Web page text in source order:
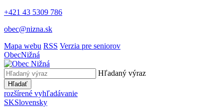
+421 43 5309 786
obec@nizna.sk
Mapa webu RSS Verzia pre seniorov
ObecNižná
Hľadaný výraz
Hľadať
rozšírené vyhľadávanie
SKSlovensky